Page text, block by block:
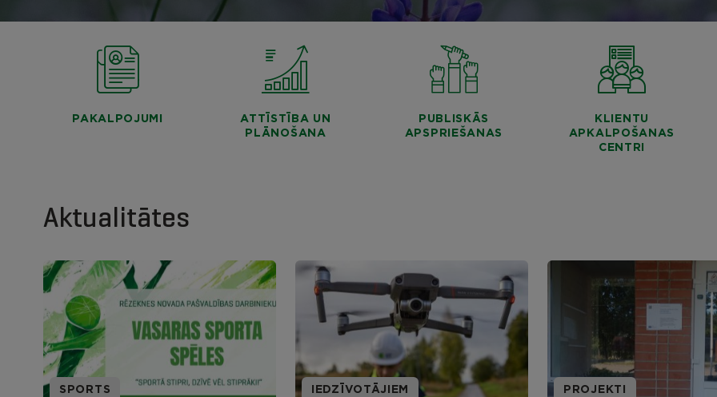
PAKALPOJUMI
ATTĪSTĪBA UN
PLĀNOŠANA
PUBLISKĀS
APSPRIEŠANAS
KLIENTU
APKALPOŠANAS
CENTRI
Aktualitātes
IEDZĪVOTĀJIEM PROJEKTI PROJEKTI